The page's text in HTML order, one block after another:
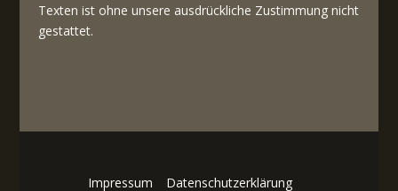
Texten ist ohne unsere ausdrückliche Zustimmung nicht
gestattet.
Impressum Datenschutzerklärung